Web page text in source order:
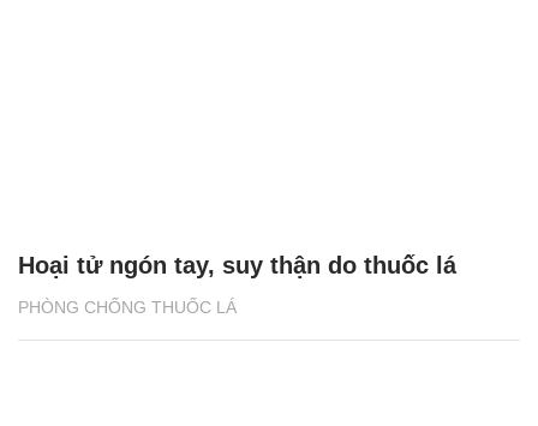
PHÒNG CHỐNG THUỐC LÁ
Hoại tử ngón tay, suy thận do thuốc lá